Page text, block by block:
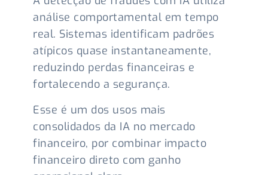
análise comportamental em tempo
real. Sistemas identificam padrões
atípicos quase instantaneamente,
reduzindo perdas financeiras e
fortalecendo a segurança.
Esse é um dos usos mais
consolidados da IA no mercado
financeiro, por combinar impacto
financeiro direto com ganho